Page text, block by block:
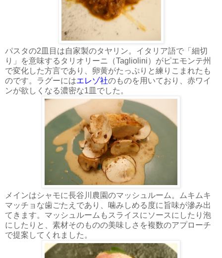
パスタの2皿目は自家製のタヤリン。イタリア語で「細切
り」を意味するタリオリーニ（Tagliolini）がピエモンテ州
で変化した方言であり、卵黄がたっぷりと練りこまれたも
のです。ラグーにはエレゾ社のものを用いており、赤ワイ
ンが欲しくなる濃密な1皿でした。
メインはシャモに長谷川農園のマッシュルーム。ムキムキ
マッチョな歯ごたえであり、噛みしめる度に旨味が滲み出
てきます。マッシュルームもスライスにソースにしたり泡
にしたりと、素材そのものの美味しさを複数のアプローチ
で提案してくれました。